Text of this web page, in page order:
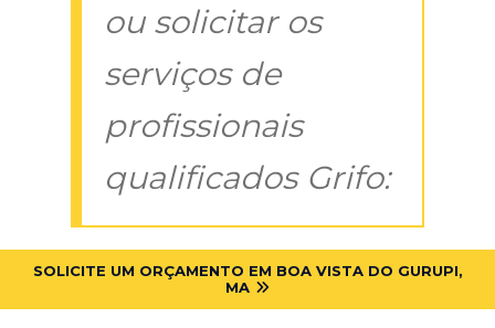
ou solicitar os
serviços de
profissionais
qualificados Grifo:
SOLICITE UM ORÇAMENTO EM BOA VISTA DO GURUPI,
MA